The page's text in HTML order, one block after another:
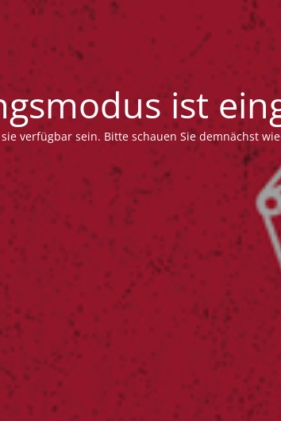
ist
verfügbar sein. Bitte schauen Sie demnächst